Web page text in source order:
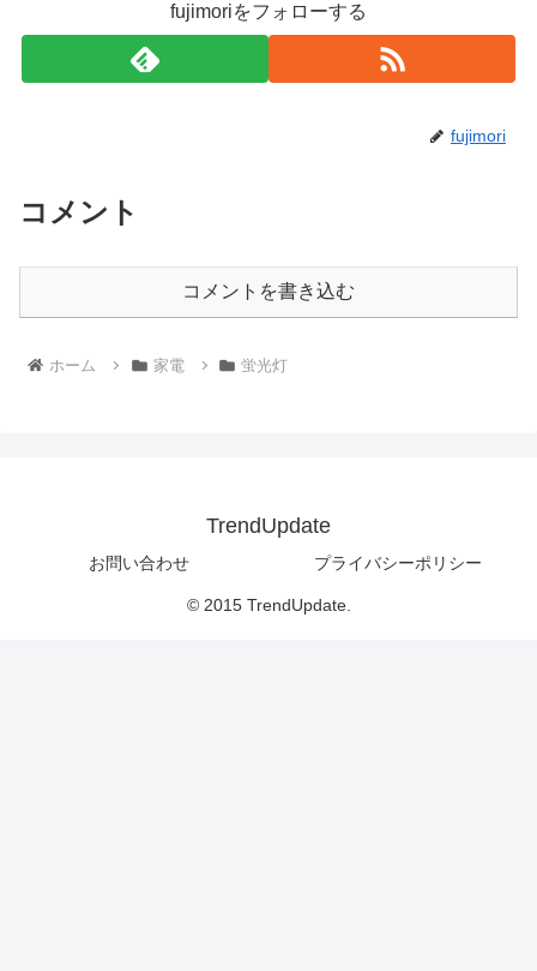
fujimoriをフォローする
fujimori
コメント
コメントを書き込む
ホーム 家電 蛍光灯
TrendUpdate
お問い合わせ プライバシーポリシー
© 2015 TrendUpdate.